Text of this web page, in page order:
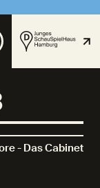
- Das Cabinet